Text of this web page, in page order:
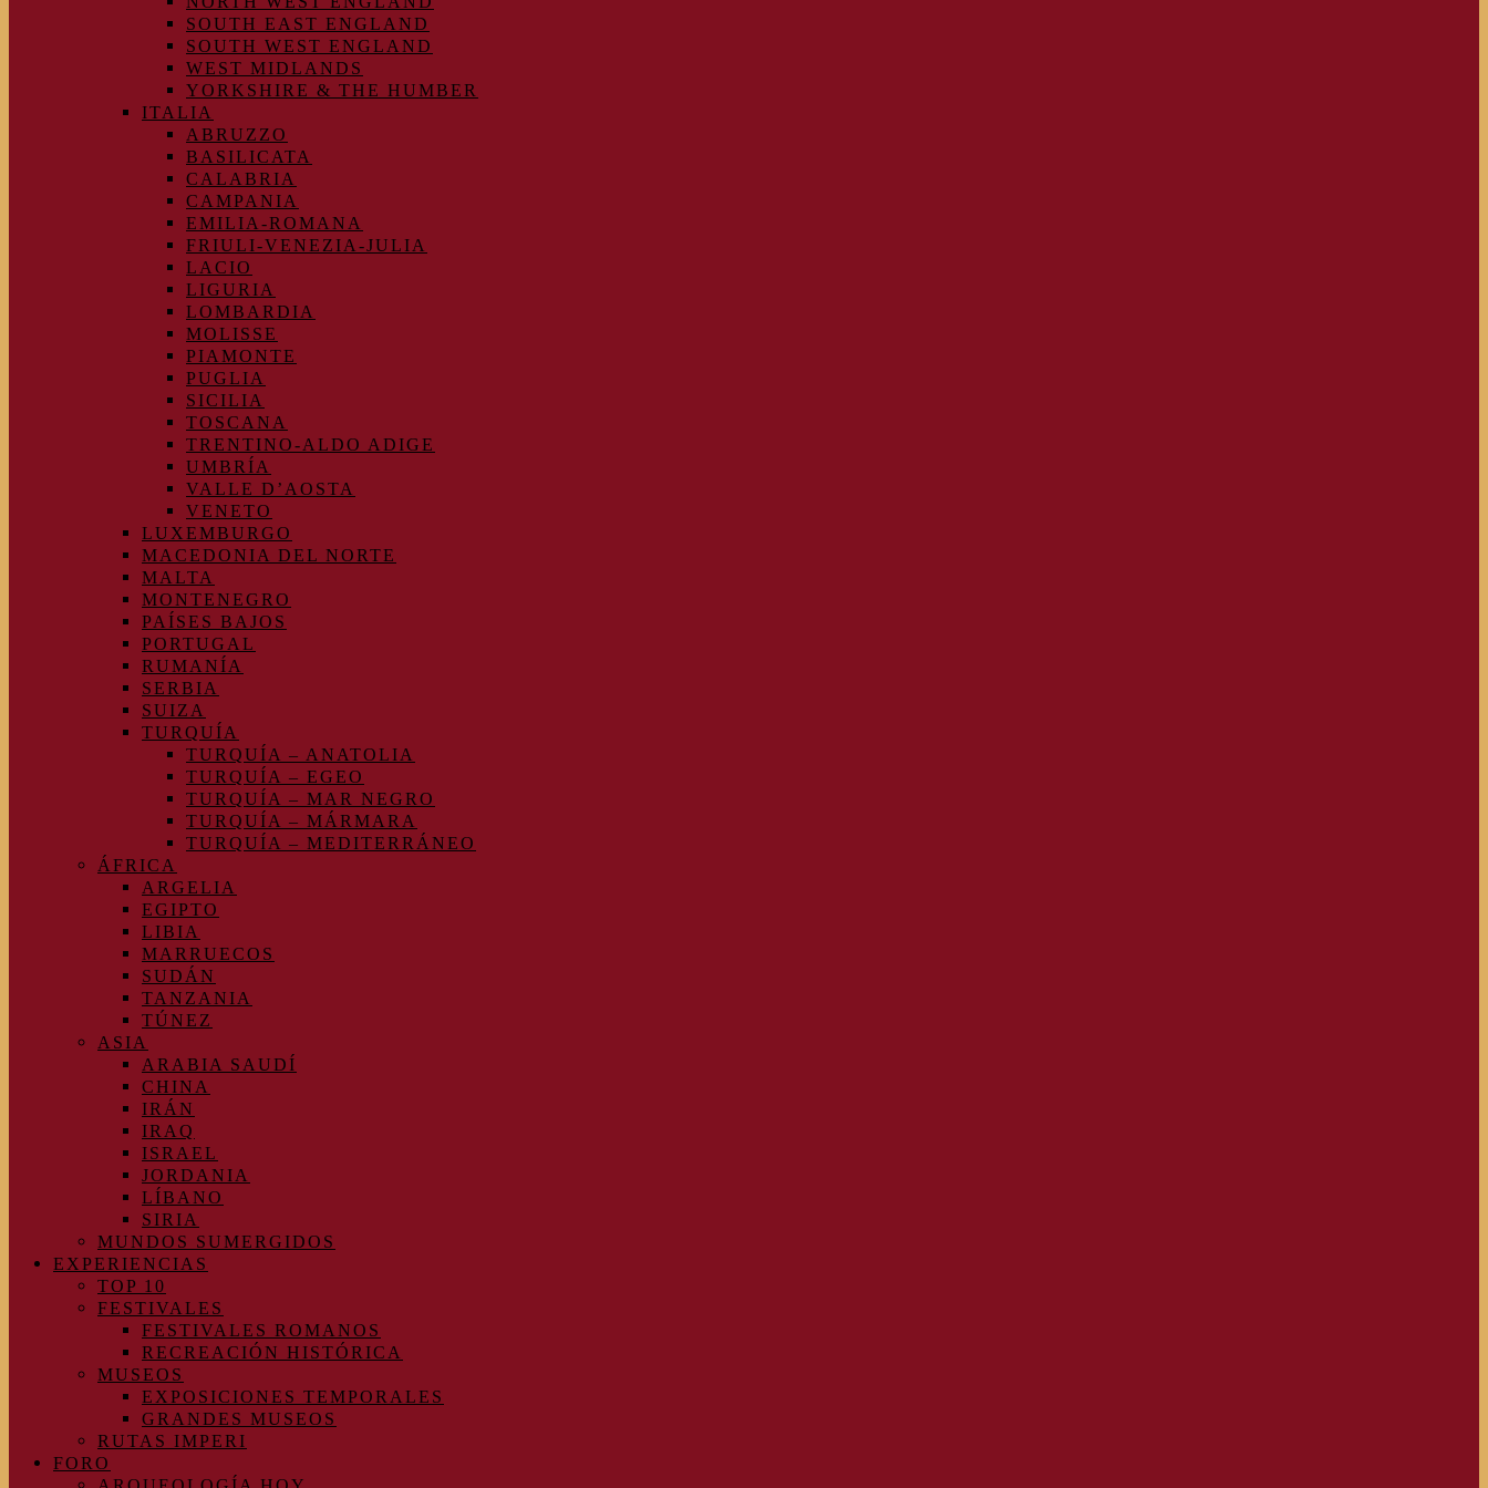
SOUTH EAST ENGLAND
SOUTH WEST ENGLAND
WEST MIDLANDS
YORKSHIRE & THE HUMBER
ITALIA
ABRUZZO
BASILICATA
CALABRIA
CAMPANIA
EMILIA-ROMANA
FRIULI-VENEZIA-JULIA
LACIO
LIGURIA
LOMBARDIA
MOLISSE
PIAMONTE
PUGLIA
SICILIA
TOSCANA
TRENTINO-ALDO ADIGE
UMBRÍA
VALLE D’AOSTA
VENETO
LUXEMBURGO
MACEDONIA DEL NORTE
MALTA
MONTENEGRO
PAÍSES BAJOS
PORTUGAL
RUMANÍA
SERBIA
SUIZA
TURQUÍA
TURQUÍA – ANATOLIA
TURQUÍA – EGEO
TURQUÍA – MAR NEGRO
TURQUÍA – MÁRMARA
TURQUÍA – MEDITERRÁNEO
ÁFRICA
ARGELIA
EGIPTO
LIBIA
MARRUECOS
SUDÁN
TANZANIA
TÚNEZ
ASIA
ARABIA SAUDÍ
CHINA
IRÁN
IRAQ
ISRAEL
JORDANIA
LÍBANO
SIRIA
MUNDOS SUMERGIDOS
EXPERIENCIAS
TOP 10
FESTIVALES
FESTIVALES ROMANOS
RECREACIÓN HISTÓRICA
MUSEOS
EXPOSICIONES TEMPORALES
GRANDES MUSEOS
RUTAS IMPERI
FORO